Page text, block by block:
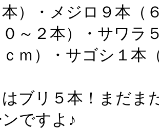
本）・メジロ９本（
０～２本）・サワラ
ｃｍ）・サゴシ１本
ブリ５本！まだま
ですよ♪